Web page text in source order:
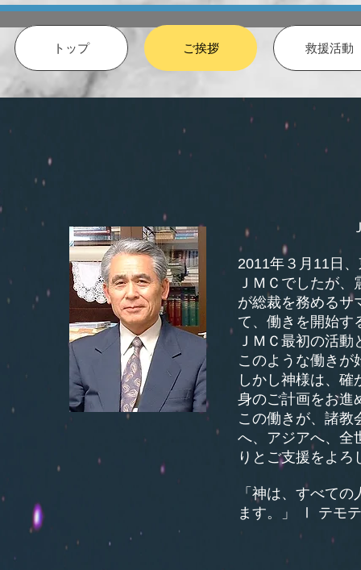
トップ ご挨拶 救援活動
2011年３月11日
ＪＭＣでしたが
が総裁を務めるサ
て、働きを開始す
ＪＭＣ最初の活
このような働きが
しかし神様は、
身のご計画をお進
この働きが、諸教
へ、アジアへ、全
りとご支援をよろ
「神は、すべて
ます。」 Ⅰ テモ